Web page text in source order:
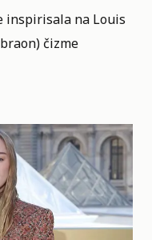
inspirisala na Louis
čizme